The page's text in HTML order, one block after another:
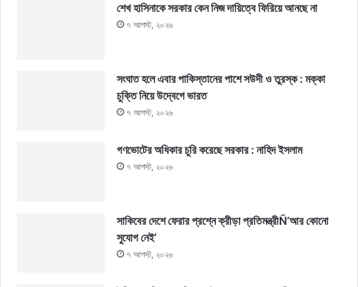
শেখ হাসিনাকে সরকার কেন নিজ দায়িত্বে ফিরিয়ে আনছে না
৭ আগস্ট, ২০২৬
সংঘাত হলে এবার পাকিস্তানের পাশে সউদী ও তুরস্ক : মক্কা
চুক্তি নিয়ে উদ্বেগে ভারত
৭ আগস্ট, ২০২৬
গণভোটের অধিকার চুরি করেছে সরকার : নাহিদ ইসলাম
৭ আগস্ট, ২০২৬
সাকিবের দেশে ফেরার প্রশ্নে ক্রীড়া প্রতিমন্ত্রীÑ‘আর কোনো
সুযোগ নেই’
৭ আগস্ট, ২০২৬